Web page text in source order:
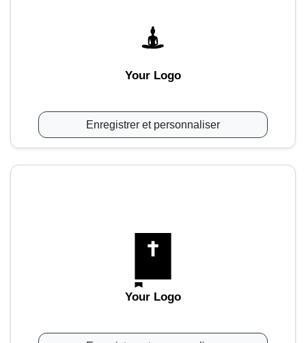
Your Logo
Enregistrer et personnaliser
Your Logo